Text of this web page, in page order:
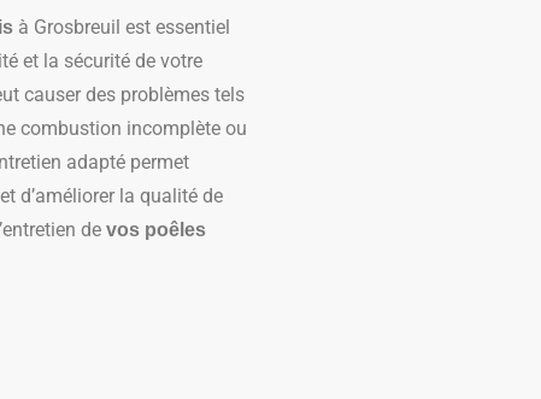
à Grosbreuil est essentiel
et la sécurité de votre
causer des problèmes tels
combustion incomplète ou
adapté permet
d’améliorer la qualité de
de vos poêles